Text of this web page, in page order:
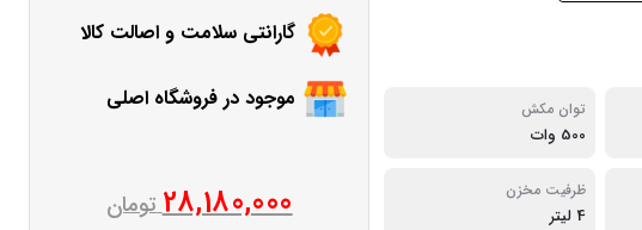
توان مکش
500 وات
ظرفیت مخزن
4 لیتر
گارانتی سلامت و اصالت کالا
موجود در فروشگاه اصلی
28,180,000تومان